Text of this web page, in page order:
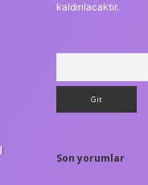
kaldırılacaktır.
Son yorumlar